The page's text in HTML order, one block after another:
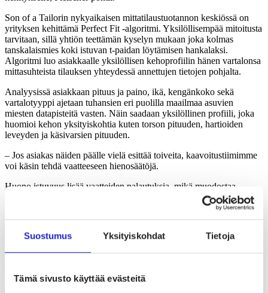
Suostumus Yksityiskohdat Tietoja
Tämä sivusto käyttää evästeitä
Son of a Tailorin nykyaikaisen mittatilaustuotannon keskiössä on
yrityksen kehittämä Perfect Fit -algoritmi. Yksilöllisempää mitoitusta
tarvitaan, sillä yhtiön teettämän kyselyn mukaan joka kolmas
tanskalaismies koki istuvan t-paidan löytämisen hankalaksi.
Algoritmi luo asiakkaalle yksilöllisen kehoprofiilin hänen vartalonsa
mittasuhteista tilauksen yhteydessä annettujen tietojen pohjalta.
Analyysissä asiakkaan pituus ja paino, ikä, kengänkoko sekä
vartalotyyppi ajetaan tuhansien eri puolilla maailmaa asuvien
miesten datapisteitä vasten. Näin saadaan yksilöllinen profiili, joka
huomioi kehon yksityiskohtia kuten torson pituuden, hartioiden
leveyden ja käsivarsien pituuden.
– Jos asiakas näiden päälle vielä esittää toiveita, kaavoitustiimimme
voi käsin tehdä vaatteeseen hienosäätöjä.
Huono istuvuus lisää vaatteiden palautuksia, mikä muodostaa
valmistajille huomattavan kuluerän. Son of a Tailor onkin
algoritminsa lisäksi lanseerannut uuden, yli 170 000 asiakkaan
mittoihin perustuvan 24 esimitoitetun standardikoon
Perinteiseen S-, M-, L-luokitukseen verrattuna se huomioi paremmin